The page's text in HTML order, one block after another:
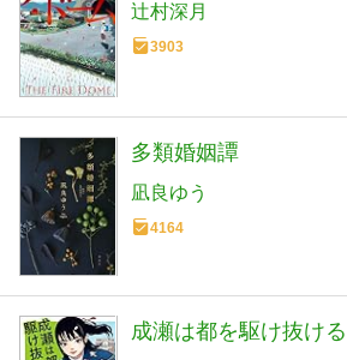
辻村深月
3903
多類婚姻譚
凪良ゆう
4164
成瀬は都を駆け抜ける